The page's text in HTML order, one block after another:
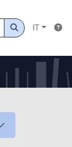
IT